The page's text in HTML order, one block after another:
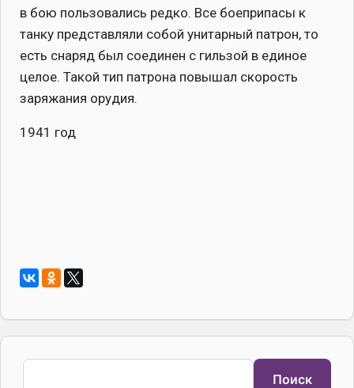
в бою пользовались редко. Все боеприпасы к
танку представляли собой унитарный патрон, то
есть снаряд был соединен с гильзой в единое
целое. Такой тип патрона повышал скорость
заряжания орудия.
1941 год
Поиск
Поиск